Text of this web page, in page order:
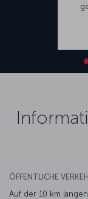
ÖFFENTLICHE
Auf der 10 km